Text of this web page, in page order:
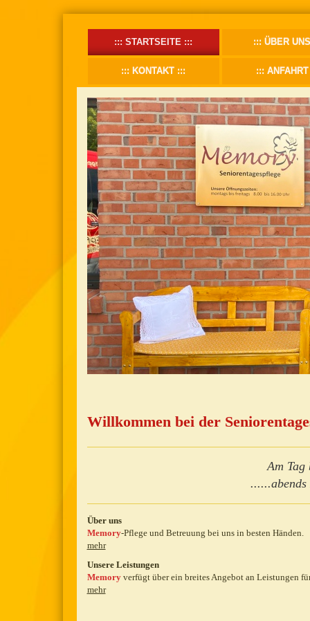
STARTSEITE ÜBER UNS
KONTAKT ANFAHRT
Willkommen bei der
Am
Über uns
Memory-Pflege und Betreuung bei uns in besten Händen.
mehr
Unsere Leistungen
Memoryverfügt über ein breites Angebot an Leistungen für
mehr